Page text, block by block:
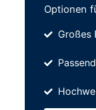
Optionen
Großes